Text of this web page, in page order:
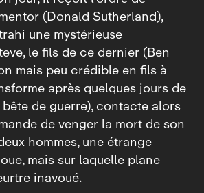
(Donald Sutherland),
une mystérieuse
le fils de ce dernier (Ben
mais peu crédible en fils à
après quelques jours de
de guerre), contacte alors
de venger la mort de son
hommes, une étrange
mais sur laquelle plane
inavoué.